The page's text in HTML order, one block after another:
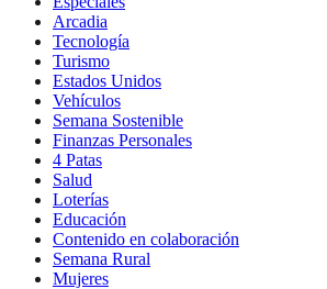
Arcadia
Tecnología
Turismo
Estados Unidos
Vehículos
Semana Sostenible
Finanzas Personales
4 Patas
Salud
Loterías
Educación
Contenido en colaboración
Semana Rural
Mujeres